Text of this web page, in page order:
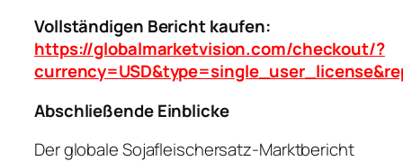
Vollständigen Bericht kaufen:
https://globalmarketvision.com/checkout/?
Abschließende Einblicke
Der globale Sojafleischersatz-Marktbericht